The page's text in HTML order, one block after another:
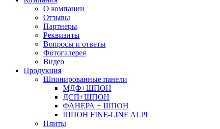
О компании
Отзывы
Партнеры
Реквизиты
Вопросы и ответы
Фотогалерея
Видео
Продукция
Шпонированные панели
МДФ+ШПОН
ДСП+ШПОН
ФАНЕРА + ШПОН
ШПОН FINE-LINE ALPI
Плиты